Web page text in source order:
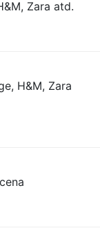
Zara atd.
H&M, Zara